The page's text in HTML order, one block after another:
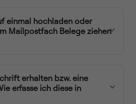
einmal hochladen oder
Mailpostfach Belege ziehen
erhalten bzw. eine
erfasse ich diese in